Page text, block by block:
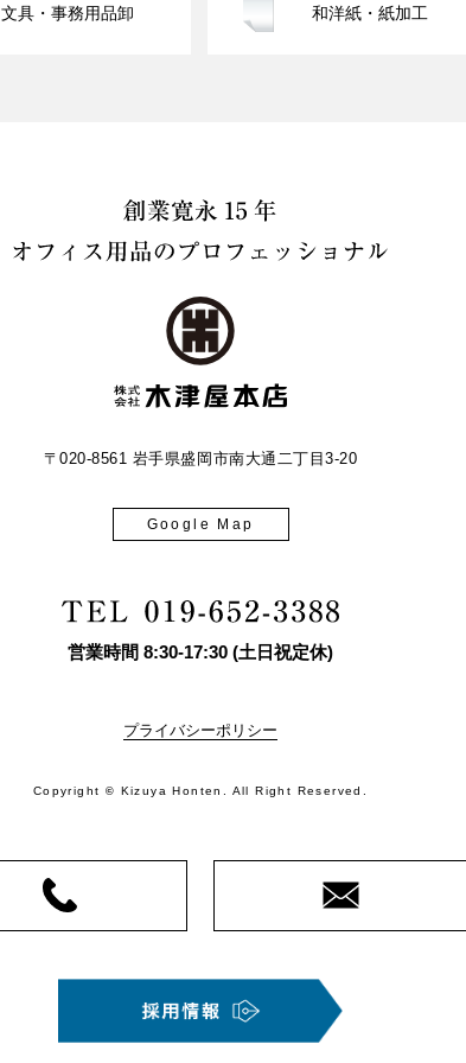
文具・事務用品卸 和洋紙・紙加工
〒020-8561 岩手県盛岡市南大通二丁目3-20
Google Map
営業時間 8:30-17:30 (土日祝定休)
プライバシーポリシー
Copyright © Kizuya Honten. All Right Reserved.